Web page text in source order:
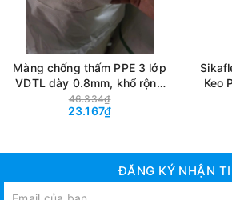
Khô nhanh : Giúp tiết kiệm thời gian,
sàng cho các bước tiếp theo.
Hoàn thiện chuyên nghiệp
mượt mà.
Kích thước tiện lợi: Dễ dàng mang
Màng chống thấm PPE 3 lớp
VDTL dày 0.8mm, khổ rộng
1.2m, tỷ trọng ~270g. Màng
chống thấm cao cấp, có cấu
46.334₫
23.167₫
Keo
Trám
ĐĂNG KÝ NHẬN